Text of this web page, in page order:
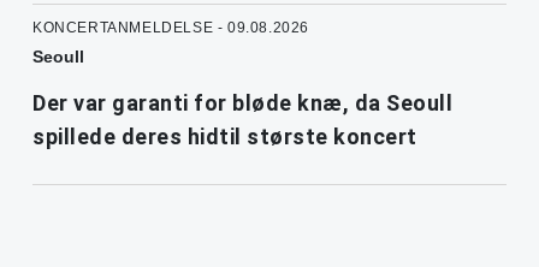
KONCERTANMELDELSE - 09.08.2026
Seoull
Der var garanti for bløde knæ, da Seoull
spillede deres hidtil største koncert